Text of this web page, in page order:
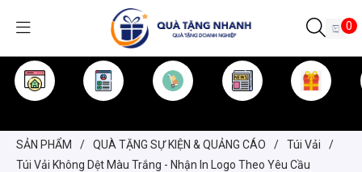
0
SẢN PHẨM / QUÀ TẶNG SỰ KIỆN & QUẢNG CÁO / Túi Vải
/
Túi Vải Không Dệt Màu Trắng - Nhận In Logo Theo Yêu Cầu